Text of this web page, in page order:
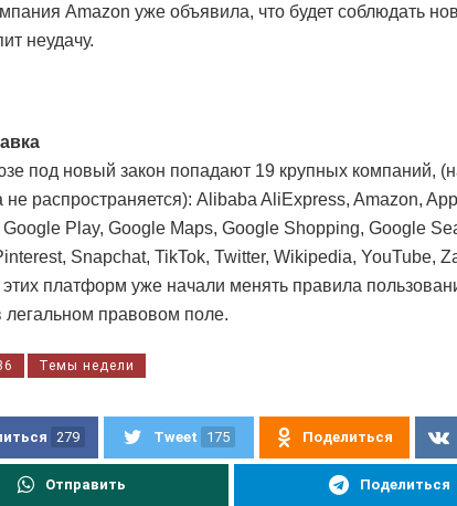
Amazon уже объявила, что будет соблюдать
неудачу.
под новый закон попадают 19 крупных компаний,
не распространяется): Alibaba AliExpress, Amazon,
Play, Google Maps, Google Shopping, Google
Snapchat, TikTok, Twitter, Wikipedia, YouTube,
этих платформ уже начали менять правила
легальном правовом поле.
Темы недели
279 Tweet 175 Поделиться
Отправить Поделиться